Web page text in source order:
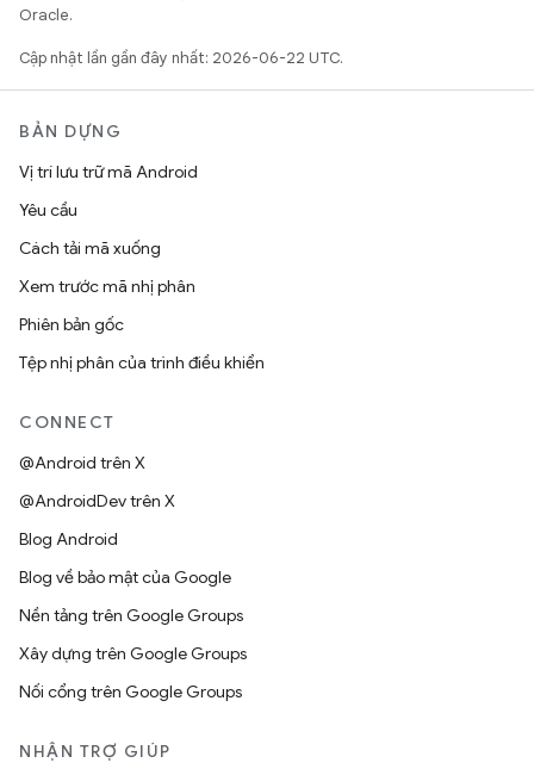
Oracle.
Cập nhật lần gần đây nhất: 2026-06-22 UTC.
BẢN DỰNG
Vị trí lưu trữ mã Android
Yêu cầu
Cách tải mã xuống
Xem trước mã nhị phân
Phiên bản gốc
Tệp nhị phân của trình điều khiển
CONNECT
@Android trên X
@AndroidDev trên X
Blog Android
Blog về bảo mật của Google
Nền tảng trên Google Groups
Xây dựng trên Google Groups
Nối cổng trên Google Groups
NHẬN TRỢ GIÚP